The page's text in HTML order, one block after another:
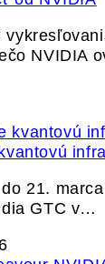
NVIDIA
21.
GTC v…